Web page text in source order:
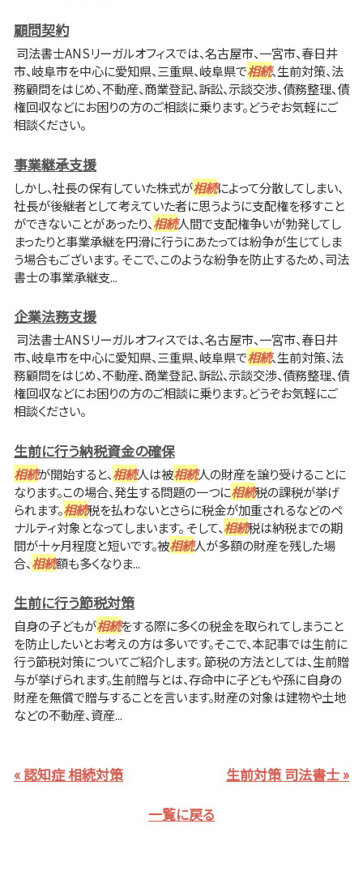
顧問契約
司法書士ANSリーガルオフィスでは、名古屋市、一宮市、春日井
市、岐阜市を中心に愛知県、三重県、岐阜県で相続、生前対策、法
務顧問をはじめ、不動産、商業登記、訴訟、示談交渉、債務整理、債
権回収などにお困りの方のご相談に乗ります。どうぞお気軽にご
相談ください。
事業継承支援
しかし、社長の保有していた株式が相続によって分散してしまい、
社長が後継者として考えていた者に思うように支配権を移すこと
ができないことがあったり、相続人間で支配権争いが勃発してし
まったりと事業承継を円滑に行うにあたっては紛争が生じてしま
う場合もございます。 そこで、このような紛争を防止するため、司法
書士の事業承継支...
企業法務支援
司法書士ANSリーガルオフィスでは、名古屋市、一宮市、春日井
市、岐阜市を中心に愛知県、三重県、岐阜県で相続、生前対策、法
務顧問をはじめ、不動産、商業登記、訴訟、示談交渉、債務整理、債
権回収などにお困りの方のご相談に乗ります。どうぞお気軽にご
相談ください。
生前に行う納税資金の確保
相続が開始すると、相続人は被相続人の財産を譲り受けることに
なります。この場合、発生する問題の一つに相続税の課税が挙げ
られます。相続税を払わないとさらに税金が加重されるなどのペ
ナルティ対象となってしまいます。 そして、相続税は納税までの期
間が十ヶ月程度と短いです。被相続人が多額の財産を残した場
合、相続額も多くなりま...
生前に行う節税対策
自身の子どもが相続をする際に多くの税金を取られてしまうこと
を防止したいとお考えの方は多いです。そこで、本記事では生前に
行う節税対策についてご紹介します。 節税の方法としては、生前贈
与が挙げられます。生前贈与とは、存命中に子どもや孫に自身の
財産を無償で贈与することを言います。財産の対象は建物や土地
などの不動産、資産...
« 認知症 相続対策
生前対策 司法書士 »
一覧に戻る